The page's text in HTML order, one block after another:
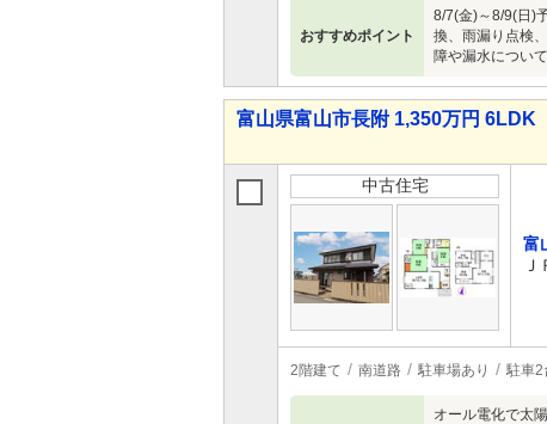
おすすめポイント
8/7(金)～8/9(日)
換、雨漏り点検
障や漏水につい
富山県富山市長附 1,350万円 6LDK
中古住宅
富
2階建て 南道路 駐車場あり 駐車2
オール電化で太